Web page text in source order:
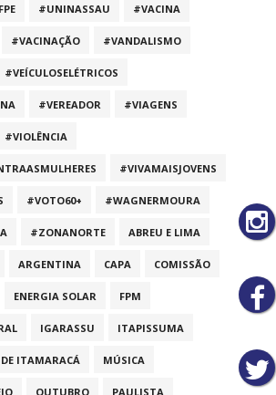
#UNINASSAU #VACINA
#VACINAÇÃO #VANDALISMO
#VEÍCULOSELÉTRICOS
#VEREADOR #VIAGENS
#VIOLÊNCIA
#VIVAMAISJOVENS
#VOTO60+ #WAGNERMOURA
#ZONANORTE ABREU E LIMA
ARGENTINA CAPA COMISSÃO
ENERGIA SOLAR FPM
IGARASSU ITAPISSUMA
ITAMARACÁ MÚSICA
OUTUBRO PAULISTA